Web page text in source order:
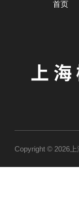
首页
Copyright © 2026